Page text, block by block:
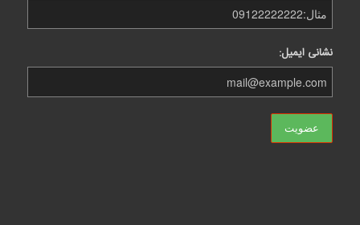
نشانی ایمیل: